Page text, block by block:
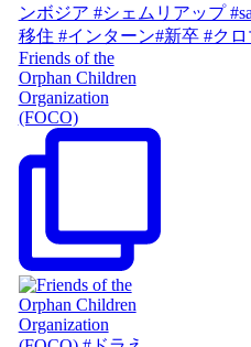
Friends of the
Orphan Children
Organization
(FOCO)